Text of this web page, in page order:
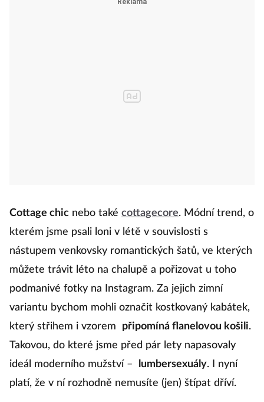
Cottage chic nebo také cottagecore. Módní trend, o
kterém jsme psali loni v létě v souvislosti s
nástupem venkovsky romantických šatů, ve kterých
můžete trávit léto na chalupě a pořizovat u toho
podmanivé fotky na Instagram. Za jejich zimní
variantu bychom mohli označit kostkovaný kabátek,
který střihem i vzorem
připomíná flanelovou košili.
Takovou, do které jsme před pár lety napasovaly
ideál moderního mužství –
lumbersexuály. I nyní
platí, že v ní rozhodně nemusíte (jen) štípat dříví.